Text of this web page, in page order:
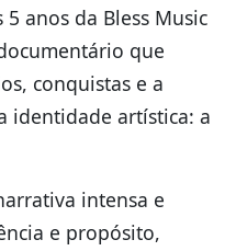
anos da Bless Music
que
conquistas e a
identidade artística: a
intensa e
e propósito,